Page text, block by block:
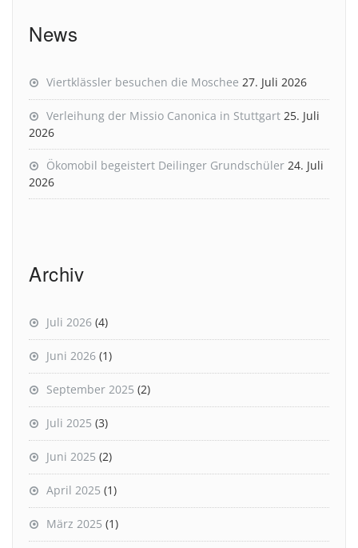
News
Viertklässler besuchen die Moschee 27. Juli 2026
Verleihung der Missio Canonica in Stuttgart 25. Juli
2026
Ökomobil begeistert Deilinger Grundschüler 24. Juli
2026
Archiv
Juli 2026 (4)
Juni 2026 (1)
September 2025 (2)
Juli 2025 (3)
Juni 2025 (2)
April 2025 (1)
März 2025 (1)